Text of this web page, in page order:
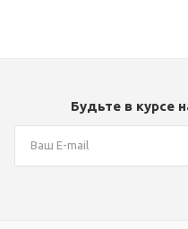
Будьте в курсе